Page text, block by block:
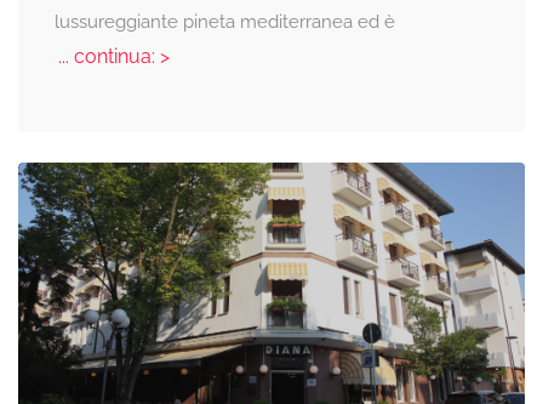
lussureggiante pineta mediterranea ed è
... continua: >